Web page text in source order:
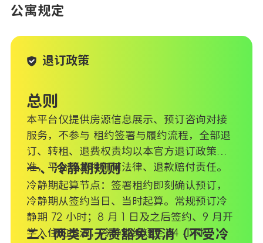
公寓规定
退订政策
总则
本平台仅提供房源信息展示、预订咨询对接
服务，不参与 租约签署与履约流程，全部退
订、转租、退费权责均以本官方退订政策为
准，平台不承担任何法律、退款赔付责任。
一、冷静期规则
冷静期起算节点：签署租约即刻确认预订，
冷静期从签约当日、当时起算。常规预订冷
静期 72 小时；8 月 1 日及之后签约、9 月开
学入住的房源，冷静期缩短至 24 小时。
二、两类可无责豁免取消（不受冷